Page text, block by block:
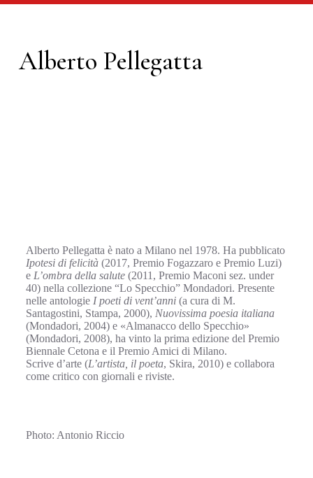
Alberto Pellegatta
Alberto Pellegatta è nato a Milano nel 1978. Ha pubblicato
Ipotesi di felicità(2017, Premio Fogazzaro e Premio Luzi)
e L’ombra della salute(2011, Premio Maconi sez. under
40) nella collezione “Lo Specchio” Mondadori. Presente
nelle antologie I poeti di vent’anni(a cura di M.
Santagostini, Stampa, 2000), Nuovissima poesia italiana
(Mondadori, 2004) e «Almanacco dello Specchio»
(Mondadori, 2008), ha vinto la prima edizione del Premio
Biennale Cetona e il Premio Amici di Milano.
Scrive d’arte (L’artista, il poeta, Skira, 2010) e collabora
come critico con giornali e riviste.
Photo: Antonio Riccio